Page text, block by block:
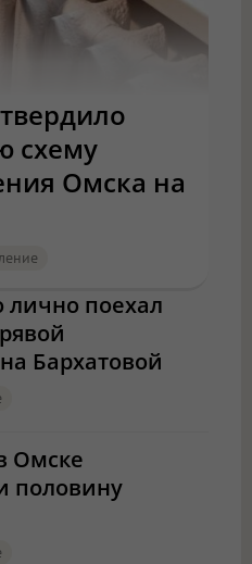
схему
Омска на
поехал
Бархатовой
Омске
половину